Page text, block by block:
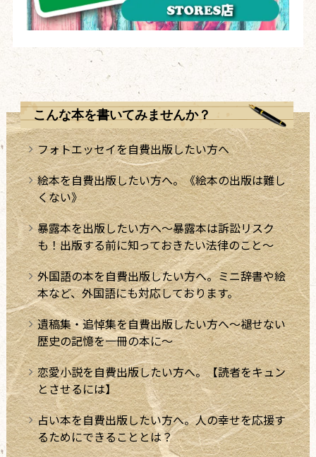
こんな本を書いてみませんか？
フォトエッセイを自費出版したい方へ
絵本を自費出版したい方へ。《絵本の出版は難し
くない》
暴露本を出版したい方へ～暴露本は訴訟リスク
も！出版する前に知っておきたい法律のこと～
外国語の本を自費出版したい方へ。ミニ辞書や絵
本など、外国語にも対応しております。
遺稿集・追悼集を自費出版したい方へ～褪せない
歴史の記憶を一冊の本に～
恋愛小説を自費出版したい方へ。【読者をキュン
とさせるには】
占い本を自費出版したい方へ。人の幸せを応援す
るためにできることとは？